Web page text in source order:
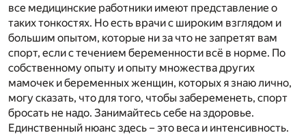
все медицинские работники имеют представление о
таких тонкостях. Но есть врачи с широким взглядом и
большим опытом, которые ни за что не запретят вам
спорт, если с течением беременности всё в норме. По
собственному опыту и опыту множества других
мамочек и беременных женщин, которых я знаю лично,
могу сказать, что для того, чтобы забеременеть, спорт
бросать не надо. Занимайтесь себе на здоровье.
Единственный нюанс здесь – это веса и интенсивность.